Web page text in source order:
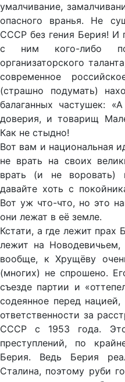
умалчивание,
опасного вранья. Не
СССР без гения Берия! И
с ним кого-либо
организаторского
современное
(страшно подумать)
балаганных частушек:
доверия, и товарищ
Как не стыдно!
Вот вам и национальная
не врать на своих
врать (и не воровать)
давайте хоть с
Вот уж что-что, но это
они лежат в её земле.
Кстати, а где лежит
лежит на
вообще, к Хрущёву
(многих) не спрошено.
съезде партии и
содеянное перед
ответственности за
СССР с 1953 года.
преступлений, по
Берия. Ведь Берия
Сталина, поэтому руби